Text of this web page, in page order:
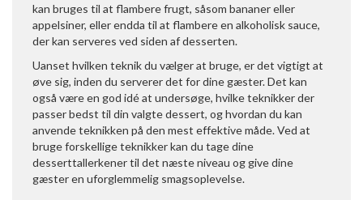
kan bruges til at flambere frugt, såsom bananer eller
appelsiner, eller endda til at flambere en alkoholisk sauce,
der kan serveres ved siden af desserten.
Uanset hvilken teknik du vælger at bruge, er det vigtigt at
øve sig, inden du serverer det for dine gæster. Det kan
også være en god idé at undersøge, hvilke teknikker der
passer bedst til din valgte dessert, og hvordan du kan
anvende teknikken på den mest effektive måde. Ved at
bruge forskellige teknikker kan du tage dine
desserttallerkener til det næste niveau og give dine
gæster en uforglemmelig smagsoplevelse.